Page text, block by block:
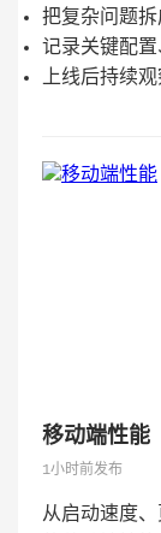
把复杂问题
记录关键配
上线后持续
移动端性能
1小时前发布
从启动速度